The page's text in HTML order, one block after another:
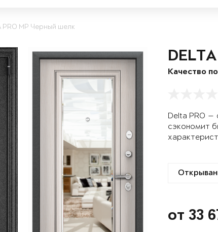
PRO MP Черный шелк
Качество
Delta PRO —
сэкономит
от 33